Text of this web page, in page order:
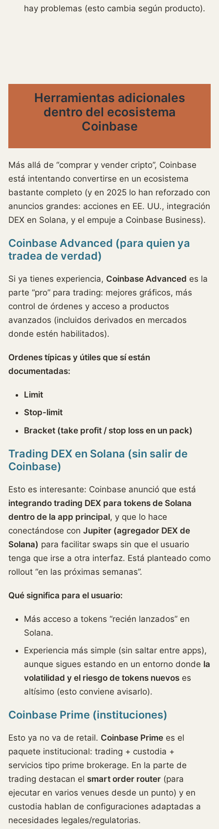
hay problemas (esto cambia según producto).
Herramientas adicionales
dentro del ecosistema
Coinbase
Más allá de “comprar y vender cripto”, Coinbase
está intentando convertirse en un ecosistema
bastante completo (y en 2025 lo han reforzado con
anuncios grandes: acciones en EE. UU., integración
DEX en Solana, y el empuje a Coinbase Business).
Coinbase Advanced (para quien ya
tradea de verdad)
Si ya tienes experiencia, Coinbase Advanced es la
parte “pro” para trading: mejores gráficos, más
control de órdenes y acceso a productos
avanzados (incluidos derivados en mercados
donde estén habilitados).
Ordenes típicas y útiles que sí están
documentadas:
Limit
Stop-limit
Bracket (take profit / stop loss en un pack)
Trading DEX en Solana (sin salir de
Coinbase)
Esto es interesante: Coinbase anunció que está
integrando trading DEX para tokens de Solana
dentro de la app principal, y que lo hace
conectándose con Jupiter (agregador DEX de
Solana) para facilitar swaps sin que el usuario
tenga que irse a otra interfaz. Está planteado como
rollout “en las próximas semanas”.
Qué significa para el usuario:
Más acceso a tokens “recién lanzados” en
Solana.
Experiencia más simple (sin saltar entre apps),
aunque sigues estando en un entorno donde la
volatilidad y el riesgo de tokens nuevos es
altísimo (esto conviene avisarlo).
Coinbase Prime (instituciones)
Esto ya no va de retail. Coinbase Prime es el
paquete institucional: trading + custodia +
servicios tipo prime brokerage. En la parte de
trading destacan el smart order router (para
ejecutar en varios venues desde un punto) y en
custodia hablan de configuraciones adaptadas a
necesidades legales/regulatorias.